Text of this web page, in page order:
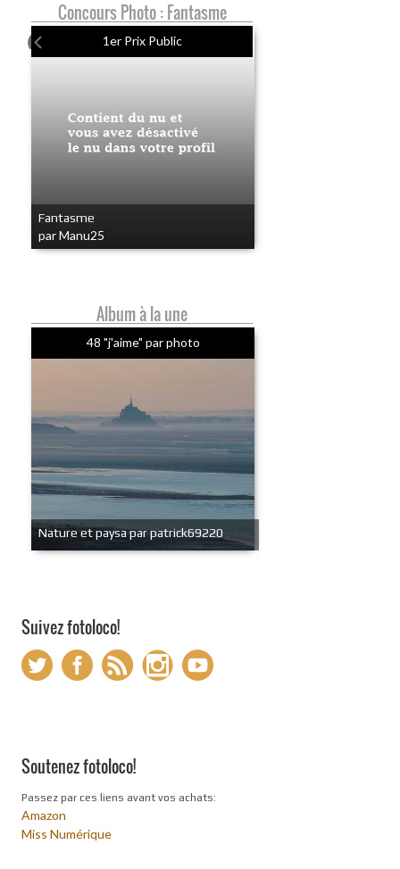
Concours Photo : Fantasme
1er Prix Public
Fantasme
par Manu25
Album à la une
48 "j'aime" par photo
Nature et paysa par patrick69220
Suivez fotoloco!
Soutenez fotoloco!
Passez par ces liens avant vos achats:
Amazon
Miss Numérique